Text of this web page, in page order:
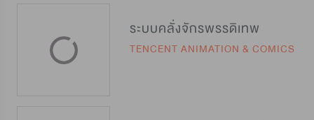
ระบบคลั่งจักรพรรดิเทพ
TENCENT ANIMATION & COMICS